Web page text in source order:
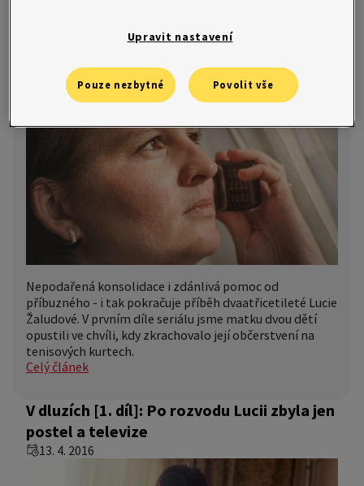
půjčky, ale měla smůlu
Nepodařená konsolidace i zdánlivá pomoc od
příbuzného - i tak pokračuje příběh dvaatřicetileté Lucie
Žaludové. V prvním díle seriálu jsme matku dvou dětí
opustili ve chvíli, kdy zkrachovalo její občerstvení na
tenisových kurtech.
Celý článek
V dluzích [1. díl]: Po rozvodu Lucii zbyla jen
postel a televize
13. 4. 2016
Upravit nastavení
Pouze nezbytné Povolit vše